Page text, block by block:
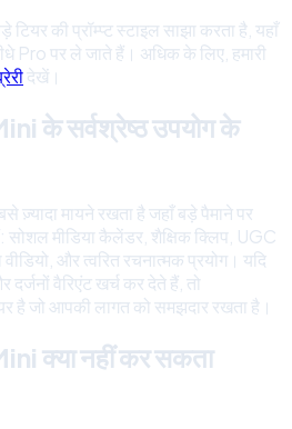
की प्रॉम्प्ट स्टाइल साझा करता है, यहाँ
Pro पर ले जाते हैं। अधिक के लिए, हमारी
देखें।
के सर्वश्रेष्ठ उपयोग के
मायने रखता है जहाँ बड़े पैमाने पर
सोशल मीडिया कैलेंडर, शैक्षिक क्लिप, UGC
वीडियो, और त्वरित रचनात्मक प्रयोग। यदि
वैरिएंट खर्च कर देते हैं, तो
है जो आपकी लागत को समझदार रखता है।
क्या नहीं कर सकता